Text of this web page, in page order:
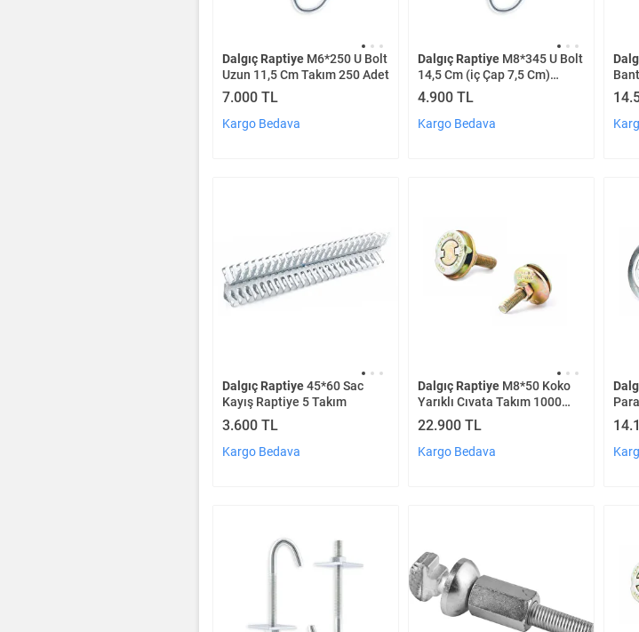
Dalgıç Raptiye M6*250 U Bolt
Uzun 11,5 Cm Takım 250 Adet
7.000 TL
Kargo Bedava
Dalgıç RaptiyeM8*345 U Bolt
14,5 Cm (iç Çap 7,5 Cm)
Takım 100 Adet
4.900 TL
Kargo Bedava
Adet
Dalgıç Raptiye45*60 Sac
Kayış Raptiye 5 Takım
3.600 TL
Kargo Bedava
Dalgıç RaptiyeM8*50 Koko
Yarıklı Cıvata Takım 1000
Adet
22.900 TL
Kargo Bedava
Adet